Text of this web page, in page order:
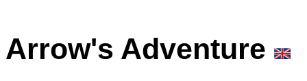
Arrow's Adventure